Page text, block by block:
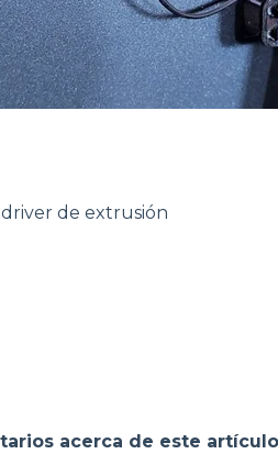
driver de extrusión
acerca de este artículo